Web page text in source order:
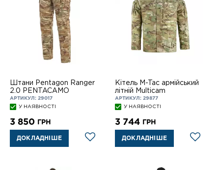
Штани Pentagon Ranger
2.0 PENTACAMO
АРТИКУЛ: 29017
У НАЯВНОСТІ
3 850 ГРН
ДОКЛАДНІШЕ
Кітель M-Tac армійський
літній Multicam
АРТИКУЛ: 29877
У НАЯВНОСТІ
3 744 ГРН
ДОКЛАДНІШЕ